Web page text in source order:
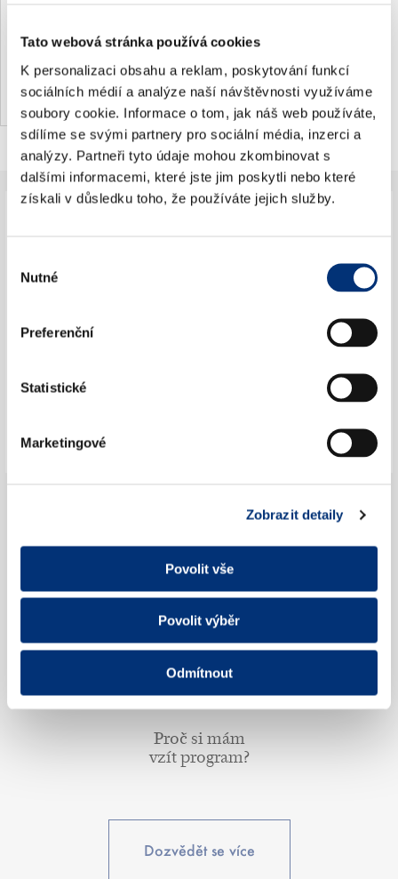
Tato webová stránka používá cookies
K personalizaci obsahu a reklam, poskytování funkcí
sociálních médií a analýze naší návštěvnosti využíváme
soubory cookie. Informace o tom, jak náš web používáte,
sdílíme se svými partnery pro sociální média, inzerci a
analýzy. Partneři tyto údaje mohou zkombinovat s
dalšími informacemi, které jste jim poskytli nebo které
získali v důsledku toho, že používáte jejich služby.
souhlasu
Nutné
Preferenční
Statistické
Marketingové
Zobrazit detaily
Povolit vše
Povolit výběr
Odmítnout
Regensburg
Jak se vhodně obléct na koncert?
Kdy se má tleskat? (Netleskat mezi větami)
Co je to věta?
Proč si mám
vzít program?
Dozvědět se více